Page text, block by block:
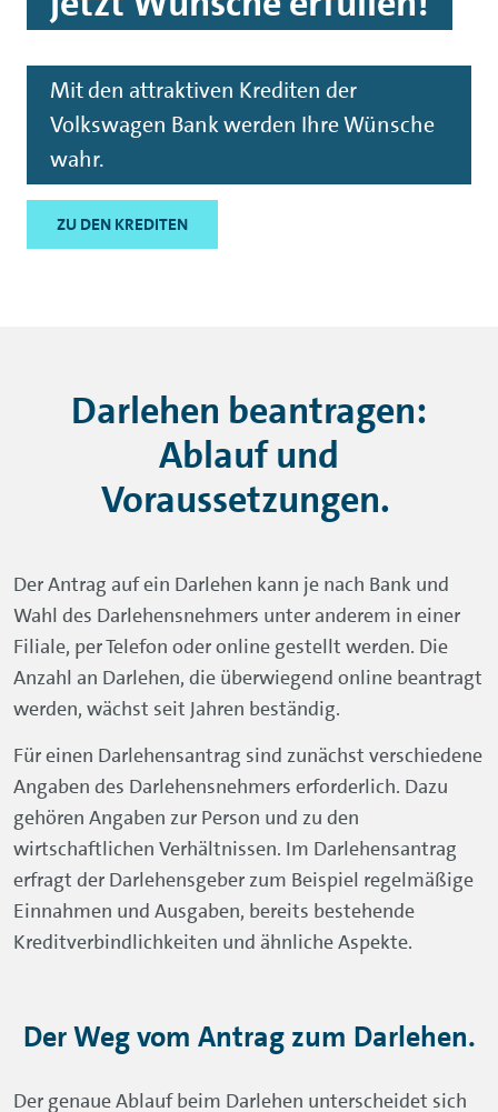
Darlehen beantragen:
Ablauf und
Voraussetzungen.
Anzahl an Darlehen, die überwiegend online beantragt
werden, wächst seit Jahren beständig.
Für einen Darlehensantrag sind zunächst verschiedene
Angaben des Darlehensnehmers erforderlich. Dazu
erfragt der Darlehensgeber zum Beispiel regelmäßige
Einnahmen und Ausgaben, bereits bestehende
Kreditverbindlichkeiten und ähnliche Aspekte.
Der Weg vom Antrag zum Darlehen.
Der genaue Ablauf beim Darlehen unterscheidet sich
von Bank zu Bank. Ein typischer Ablauf für online
beantragte Kredite sieht so oder so ähnlich aus:
Zunächst erfolgt die Eingabe personenbezogener
Daten auf der Website der kreditgebenden Bank. Dort
gemacht.
Bank den Antrag auf ein Darlehen rechtlich